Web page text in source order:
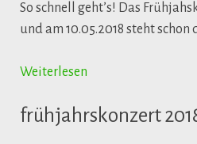
So schnell geht’s! Das
und am 10.05.2018 steht schon
Weiterlesen
frühjahrskonzert